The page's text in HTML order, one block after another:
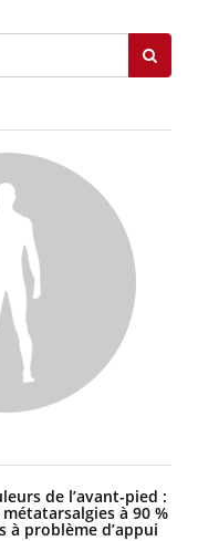
de l’avant-pied :
à 90 %
à problème d’appui